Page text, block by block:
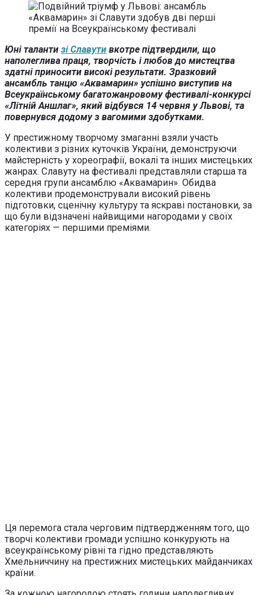
Юні таланти зі Славути вкотре підтвердили, що
наполеглива праця, творчість і любов до мистецтва
здатні приносити високі результати. Зразковий
ансамбль танцю «Аквамарин» успішно виступив на
Всеукраїнському багатожанровому фестивалі-конкурсі
«Літній Аншлаг», який відбувся 14 червня у Львові, та
повернувся додому з вагомими здобутками.
У престижному творчому змаганні взяли участь
колективи з різних куточків України, демонструючи
майстерність у хореографії, вокалі та інших мистецьких
жанрах. Славуту на фестивалі представляли старша та
середня групи ансамблю «Аквамарин». Обидва
колективи продемонстрували високий рівень
підготовки, сценічну культуру та яскраві постановки, за
що були відзначені найвищими нагородами у своїх
категоріях — першими преміями.
Ця перемога стала черговим підтвердженням того, що
творчі колективи громади успішно конкурують на
всеукраїнському рівні та гідно представляють
Хмельниччину на престижних мистецьких майданчиках
країни.